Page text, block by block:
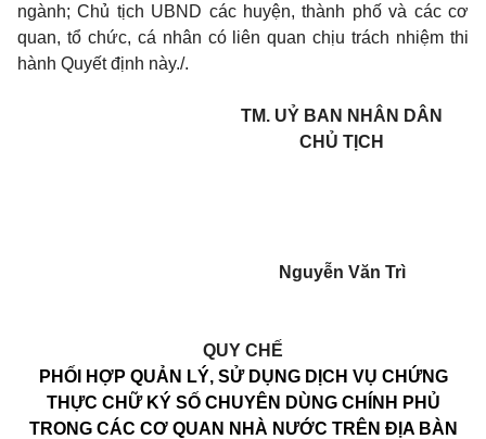
ngành; Chủ tịch UBND các huyện, thành phố và các cơ
quan, tổ chức, cá nhân có liên quan chịu trách nhiệm thi
hành Quyết định này./.
TM. UỶ BAN NHÂN DÂN
CHỦ TỊCH
Nguyễn Văn Trì
QUY CHẾ
PHỐI HỢP QUẢN LÝ, SỬ DỤNG DỊCH VỤ CHỨNG
THỰC CHỮ KÝ SỐ CHUYÊN DÙNG CHÍNH PHỦ
TRONG CÁC CƠ QUAN NHÀ NƯỚC TRÊN ĐỊA BÀN